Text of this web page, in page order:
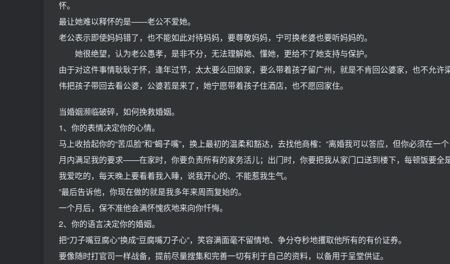
怀。
最让她难以释怀的是——老公不爱她。
老公表示即使妈妈错了，也不能如此对待妈妈，要尊敬妈妈，宁可换老婆也要听妈妈的。
她很绝望，认为老公愚孝，是非不分，无法理解她、懂她，更给不了她支持与保护。
由于对这件事情耿耿于怀，逢年过节，太太要么回娘家，要么带着孩子留广州，就是不肯回公婆家，也不允许
伟把孩子带回去看公婆，公婆若是来了，她宁愿带着孩子住酒店，也不愿回家住。
当婚姻濒临破碎，如何挽救婚姻。
1、你的表情决定你的心情。
马上收拾起你的“苦瓜脸”和“蝎子嘴”，换上最初的温柔和豁达，去找他商榷：“离婚我可以答应，但你必须在一个
月内满足我的要求——在家时，你要负责所有的家务活儿；出门时，你要把我从家门口送到楼下，每顿饭要全
我爱吃的，每天晚上要看着我入睡，说我开心的、不能惹我生气。
”最后告诉他，你现在做的就是我多年来周而复始的。
一个月后，保不准他会满怀愧疚地来向你忏悔。
2、你的语言决定你的婚姻。
把“刀子嘴豆腐心”换成“豆腐嘴刀子心”，笑容满面毫不留情地、争分夺秒地攫取他所有的有价证券。
要像随时打官司一样战备，提前尽量搜集和完善一切有利于自己的资料，以备用于呈堂供证。